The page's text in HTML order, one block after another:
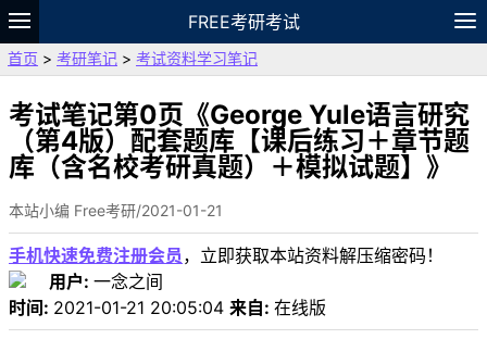
FREE考研考试
题库
故事 专题 APP
VIP
资料
首页 > 考研笔记 > 考试资料学习笔记
考试笔记第0页《George Yule语言研究
（第4版）配套题库【课后练习＋章节题
库（含名校考研真题）＋模拟试题】》
本站小编 Free考研/2021-01-21
手机快速免费注册会员 ，立即获取本站资料解压缩密码！
用户: 一念之间
时间: 2021-01-21 20:05:04 来自: 在线版